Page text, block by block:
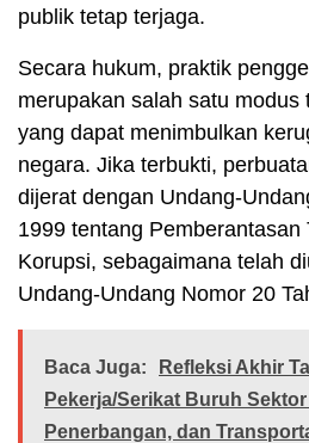
publik tetap terjaga.
Secara hukum, praktik
merupakan salah satu modus
yang dapat menimbulkan
negara. Jika terbukti,
dijerat dengan Undang-
1999 tentang Pemberantasan
Korupsi, sebagaimana telah
Undang-Undang Nomor 20
Baca Juga:
Refleksi Akhir
Pekerja/Serikat Buruh
Penerbangan, dan